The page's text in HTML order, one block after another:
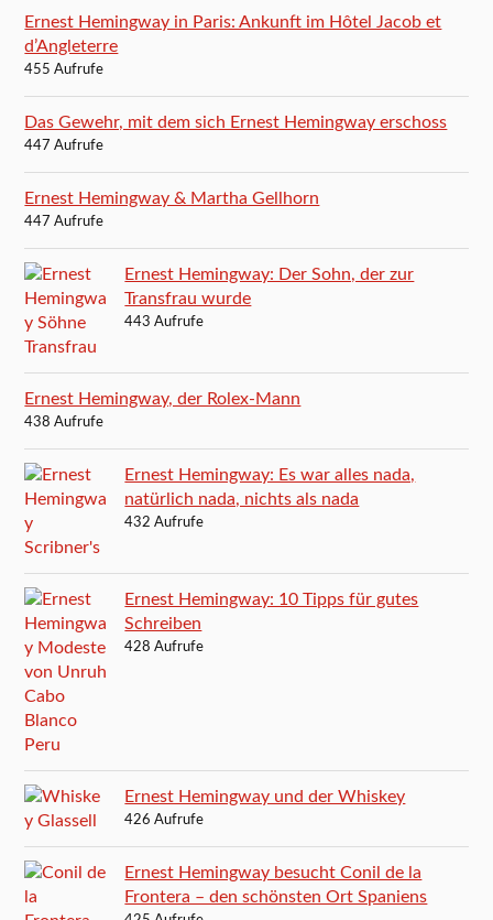
Ernest Hemingway in Paris: Ankunft im Hôtel Jacob et
d’Angleterre
455 Aufrufe
Das Gewehr, mit dem sich Ernest Hemingway erschoss
447 Aufrufe
Ernest Hemingway & Martha Gellhorn
447 Aufrufe
Ernest Hemingway: Der Sohn, der zur
Transfrau wurde
443 Aufrufe
Ernest Hemingway, der Rolex-Mann
438 Aufrufe
Ernest Hemingway: Es war alles nada,
natürlich nada, nichts als nada
432 Aufrufe
Ernest Hemingway: 10 Tipps für gutes
Schreiben
428 Aufrufe
Ernest Hemingway und der Whiskey
426 Aufrufe
Ernest Hemingway besucht Conil de la
Frontera – den schönsten Ort Spaniens